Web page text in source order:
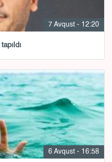
7 Avqust - 12:20
6 Avqust - 16:58